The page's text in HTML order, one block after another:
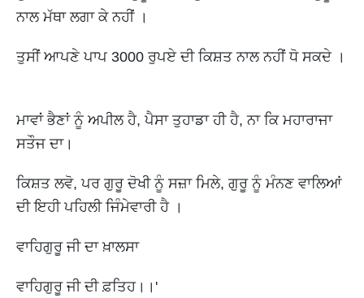
ਨਾਲ ਮੱਥਾ ਲਗਾ ਕੇ ਨਹੀਂ ।
ਤੁਸੀਂ ਆਪਣੇ ਪਾਪ 3000 ਰੁਪਏ ਦੀ ਕਿਸ਼ਤ ਨਾਲ ਨਹੀਂ ਧੋ ਸਕਦੇ ।
ਮਾਵਾਂ ਭੈਣਾਂ ਨੂੰ ਅਪੀਲ ਹੈ, ਪੈਸਾ ਤੁਹਾਡਾ ਹੀ ਹੈ, ਨਾ ਕਿ ਮਹਾਰਾਜਾ
ਸਤੌਜ ਦਾ।
ਕਿਸ਼ਤ ਲਵੋ, ਪਰ ਗੁਰੂ ਦੋਖੀ ਨੂੰ ਸਜ਼ਾ ਮਿਲੇ, ਗੁਰੂ ਨੂੰ ਮੰਨਣ ਵਾਲਿਆਂ
ਦੀ ਇਹੀ ਪਹਿਲੀ ਜਿੰਮੇਵਾਰੀ ਹੈ ।
ਵਾਹਿਗੁਰੂ ਜੀ ਦਾ ਖ਼ਾਲਸਾ
ਵਾਹਿਗੁਰੂ ਜੀ ਦੀ ਫ਼ਤਿਹ।।'